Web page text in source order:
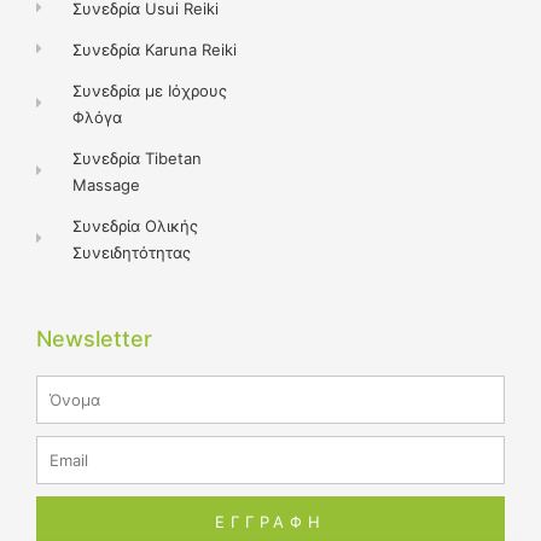
Συνεδρία Usui Reiki
Συνεδρία Karuna Reiki
Συνεδρία με Ιόχρους
Φλόγα
Συνεδρία Tibetan
Massage
Συνεδρία Ολικής
Συνειδητότητας
Newsletter
ΕΓΓΡΑΦΗ